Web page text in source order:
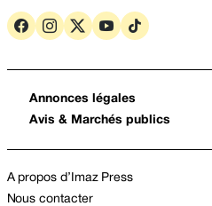
Annonces légales
Avis & Marchés publics
A propos d’Imaz Press
Nous contacter